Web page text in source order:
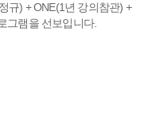
규) + ONE(1년 강의참관) +
그램을 선보입니다.